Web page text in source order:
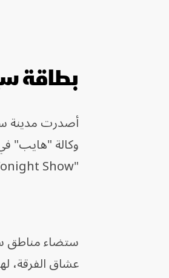
بطاقة
وكالة "هايب"
"The Tonight Show" مع جيمي فالون.
ستضاء مناطق
عشاق الفرقة،